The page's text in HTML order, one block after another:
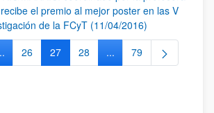
el premio al mejor poster en las V
de la FCyT (11/04/2016)
Páginas intermedias Use TAB para desplazarse.
Página
26 Página
27 Página
28 ...Páginas intermedias
Página
79